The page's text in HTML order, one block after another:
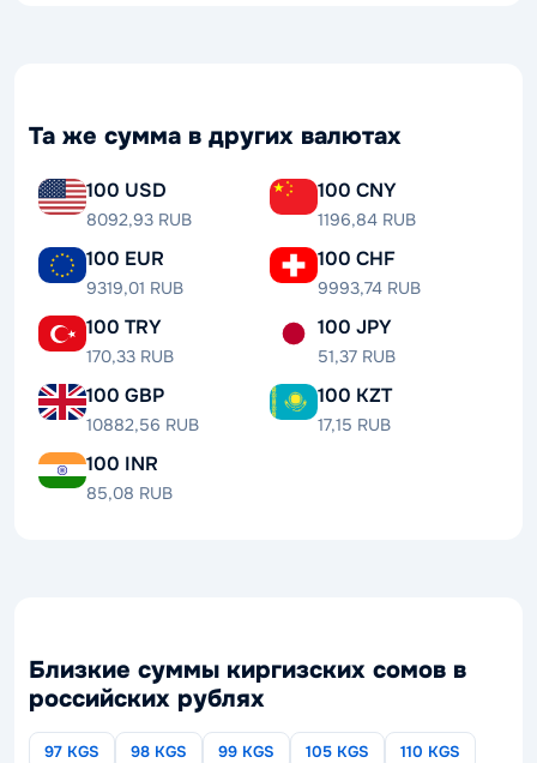
Та же сумма в других валютах
100 USD
8092,93 RUB
100 CNY
1196,84 RUB
100 EUR
9319,01 RUB
100 CHF
9993,74 RUB
100 TRY
170,33 RUB
100 JPY
51,37 RUB
100 GBP
10882,56 RUB
100 KZT
17,15 RUB
100 INR
85,08 RUB
Близкие суммы киргизских сомов в
российских рублях
97 KGS 98 KGS 99 KGS 105 KGS
110 KGS